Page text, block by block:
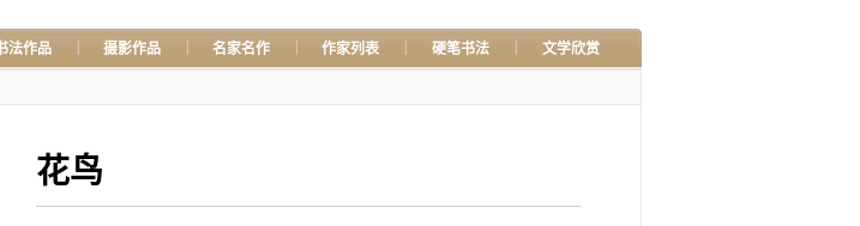
法作品 摄影作品 名家名作 作家列表 硬笔书法 文学欣赏
花鸟